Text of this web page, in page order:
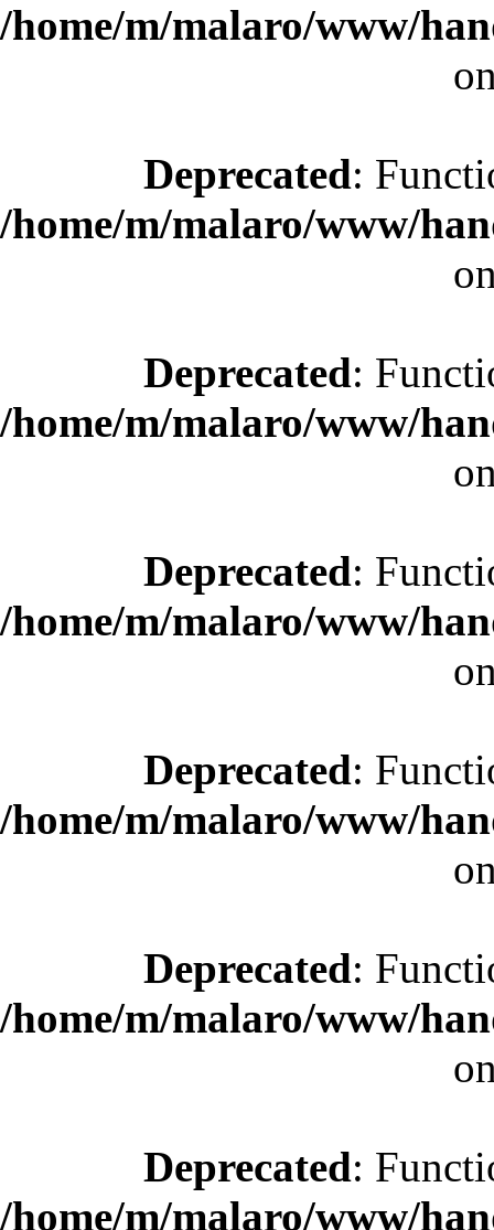
/home/m/malaro/www/
Deprecated:
/home/m/malaro/www/
Deprecated:
/home/m/malaro/www/
Deprecated:
/home/m/malaro/www/
Deprecated:
/home/m/malaro/www/
Deprecated:
/home/m/malaro/www/
Deprecated:
/home/m/malaro/www/